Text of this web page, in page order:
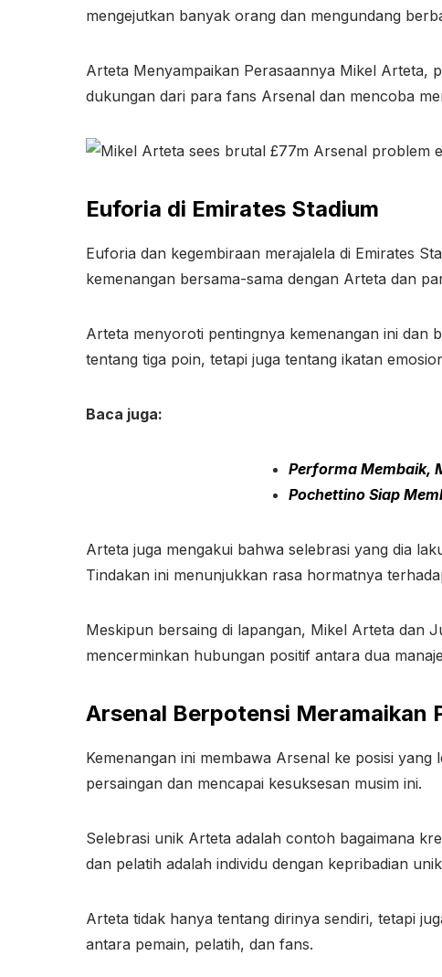
mengejutkan banyak orang dan mengundang
Arteta Menyampaikan Perasaannya Mikel Arteta,
dukungan dari para fans Arsenal dan mencoba
Euforia di Emirates Stadium
Euforia dan kegembiraan merajalela di Emirates
kemenangan bersama-sama dengan Arteta dan
Arteta menyoroti pentingnya kemenangan ini dan
tentang tiga poin, tetapi juga tentang ikatan
Baca juga:
Performa Membaik,
Pochettino Siap
Arteta juga mengakui bahwa selebrasi yang dia
Tindakan ini menunjukkan rasa hormatnya
Meskipun bersaing di lapangan, Mikel Arteta dan
mencerminkan hubungan positif antara dua
Arsenal Berpotensi Meramaikan
Kemenangan ini membawa Arsenal ke posisi
persaingan dan mencapai kesuksesan musim ini.
Selebrasi unik Arteta adalah contoh bagaimana
dan pelatih adalah individu dengan kepribadian
Arteta tidak hanya tentang dirinya sendiri, tetapi
antara pemain, pelatih, dan fans.